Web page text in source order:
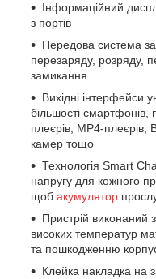
Інформаційний
з портів
Передова система
перезаряду, розряду,
замикання
Вихідні інтерфейси
більшості смартфонів,
плеєрів, MP4-плеєрів,
камер тощо
Технологія Smart
напругу для кожного
щоб акумулятор
Пристрій виконаний
високих температур
та пошкодженню
Клейка накладка на